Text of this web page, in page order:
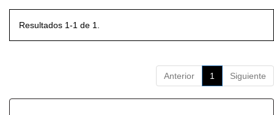
Resultados 1-1 de 1.
Anterior 1 Siguiente